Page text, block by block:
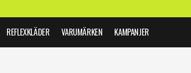
REFLEXKLÄDER VARUMÄRKEN KAMPANJER